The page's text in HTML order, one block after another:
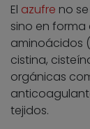
El azufre no
sino en
aminoácidos
cistina,
orgánicas
tejidos.